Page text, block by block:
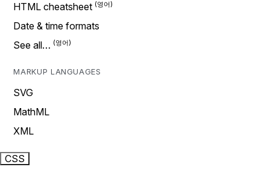
HTML cheatsheet
Date & time formats
See all…
MARKUP LANGUAGES
SVG
MathML
XML
CSS